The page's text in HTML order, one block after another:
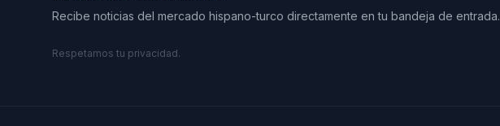
Recibe noticias del mercado hispano-turco directamente en tu bandeja de entrada.
Respetamos tu privacidad.